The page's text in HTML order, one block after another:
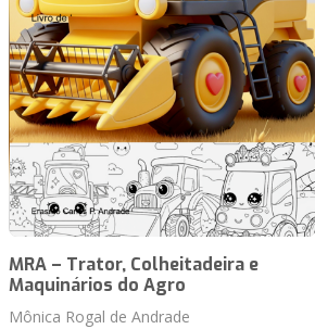
MRA – Trator, Colheitadeira e
Maquinários do Agro
Mônica Rogal de Andrade